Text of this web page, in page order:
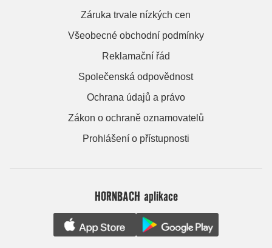
Záruka trvale nízkých cen
Všeobecné obchodní podmínky
Reklamační řád
Společenská odpovědnost
Ochrana údajů a právo
Zákon o ochraně oznamovatelů
Prohlášení o přístupnosti
HORNBACH aplikace